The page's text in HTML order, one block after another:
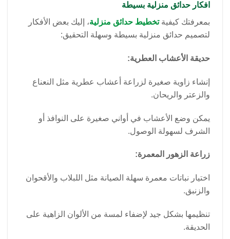
افكار حدائق منزلية بسيطة
بمعرفتك كيفيةتخطيط حدائق منزلية، إليك بعض الأفكار
لتصميم حدائق منزلية بسيطة وسهلة التحقيق:
حديقة الأعشاب العطرية:
إنشاء زاوية صغيرة لزراعة أعشاب عطرية مثل النعناع
والزعتر والريحان.
يمكن وضع الأعشاب في أواني صغيرة على النوافذ أو
الشرف لسهولة الوصول.
زراعة الزهور المعمرة:
اختيار نباتات معمرة سهلة الصيانة مثل اللبلاب والأقحوان
والزنبق.
تنظيمها بشكل جيد لإضفاء لمسة من الألوان الزاهية على
الحديقة.